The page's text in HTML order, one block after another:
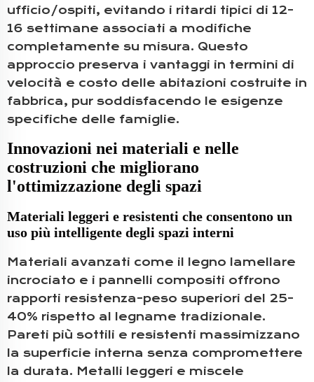
ufficio/ospiti, evitando i ritardi tipici di 12-
16 settimane associati a modifiche
completamente su misura. Questo
approccio preserva i vantaggi in termini di
velocità e costo delle abitazioni costruite in
fabbrica, pur soddisfacendo le esigenze
specifiche delle famiglie.
Innovazioni nei materiali e nelle
costruzioni che migliorano
l'ottimizzazione degli spazi
Materiali leggeri e resistenti che consentono un
uso più intelligente degli spazi interni
Materiali avanzati come il legno lamellare
incrociato e i pannelli compositi offrono
rapporti resistenza-peso superiori del 25-
40% rispetto al legname tradizionale.
Pareti più sottili e resistenti massimizzano
la superficie interna senza compromettere
la durata. Metalli leggeri e miscele